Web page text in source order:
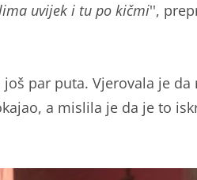
uvijek i tu po kičmi'',
par puta. Vjerovala je
a mislila je da je to